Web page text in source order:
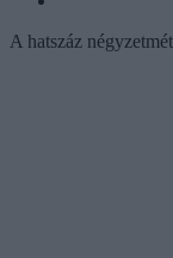
A hatszáz